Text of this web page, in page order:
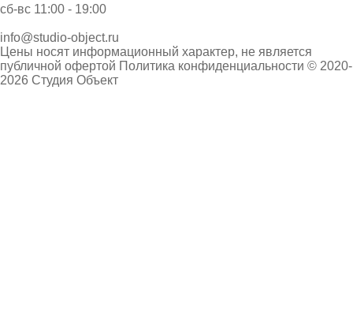
сб-вс 11:00 - 19:00
info@studio-object.ru
Цены носят информационный характер, не является
публичной офертой Политика конфиденциальности © 2020-
2026 Студия Объект